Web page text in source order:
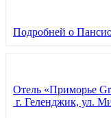
Подробней о
Отель «Приморье
г. Геленджик, ул.